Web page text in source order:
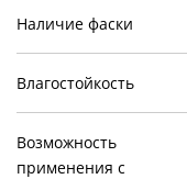
Наличие фаски
Влагостойкость
Возможность
применения с